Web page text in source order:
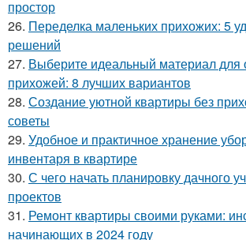
простор
26. Переделка маленьких прихожих: 5
решений
27. Выберите идеальный материал для
прихожей: 8 лучших вариантов
28. Создание уютной квартиры без
советы
29. Удобное и практичное хранение
инвентаря в квартире
30. С чего начать планировку дачного
проектов
31. Ремонт квартиры своими руками:
начинающих в 2024 году